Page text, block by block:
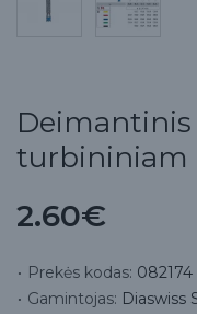
Deimantinis
turbininiam
2.60€
Prekės kodas: 082174
Gamintojas: Diaswiss